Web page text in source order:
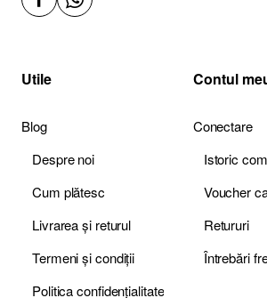
Utile
Blog
Despre noi
Cum plătesc
Livrarea și returul
Termeni și condiții
Politica confidențialitate
Contul
Conectare
Istoric
Voucher
Retururi
Întrebări